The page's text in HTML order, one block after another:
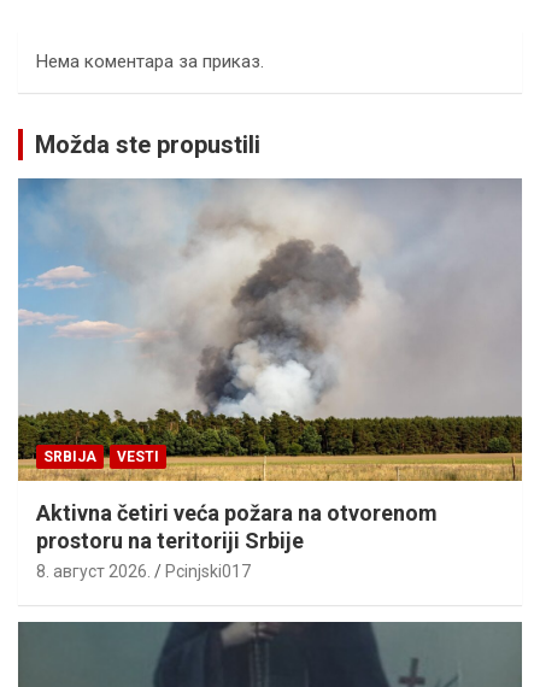
Нема коментара за приказ.
Možda ste propustili
SRBIJA VESTI
Aktivna četiri veća požara na otvorenom
prostoru na teritoriji Srbije
8. август 2026. Pcinjski017